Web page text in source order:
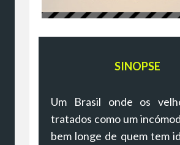
SINOPSE
Um Brasil onde os
tratados como um
bem longe de quem tem